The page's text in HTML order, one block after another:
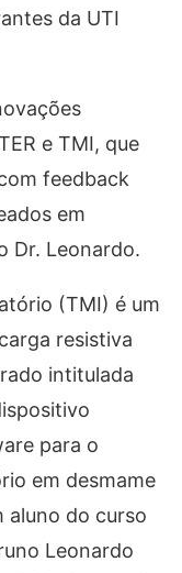
da UTI
e TMI, que
feedback
em
Dr. Leonardo.
(TMI) é um
resistiva
intitulada
para o
em desmame
aluno do curso
Leonardo